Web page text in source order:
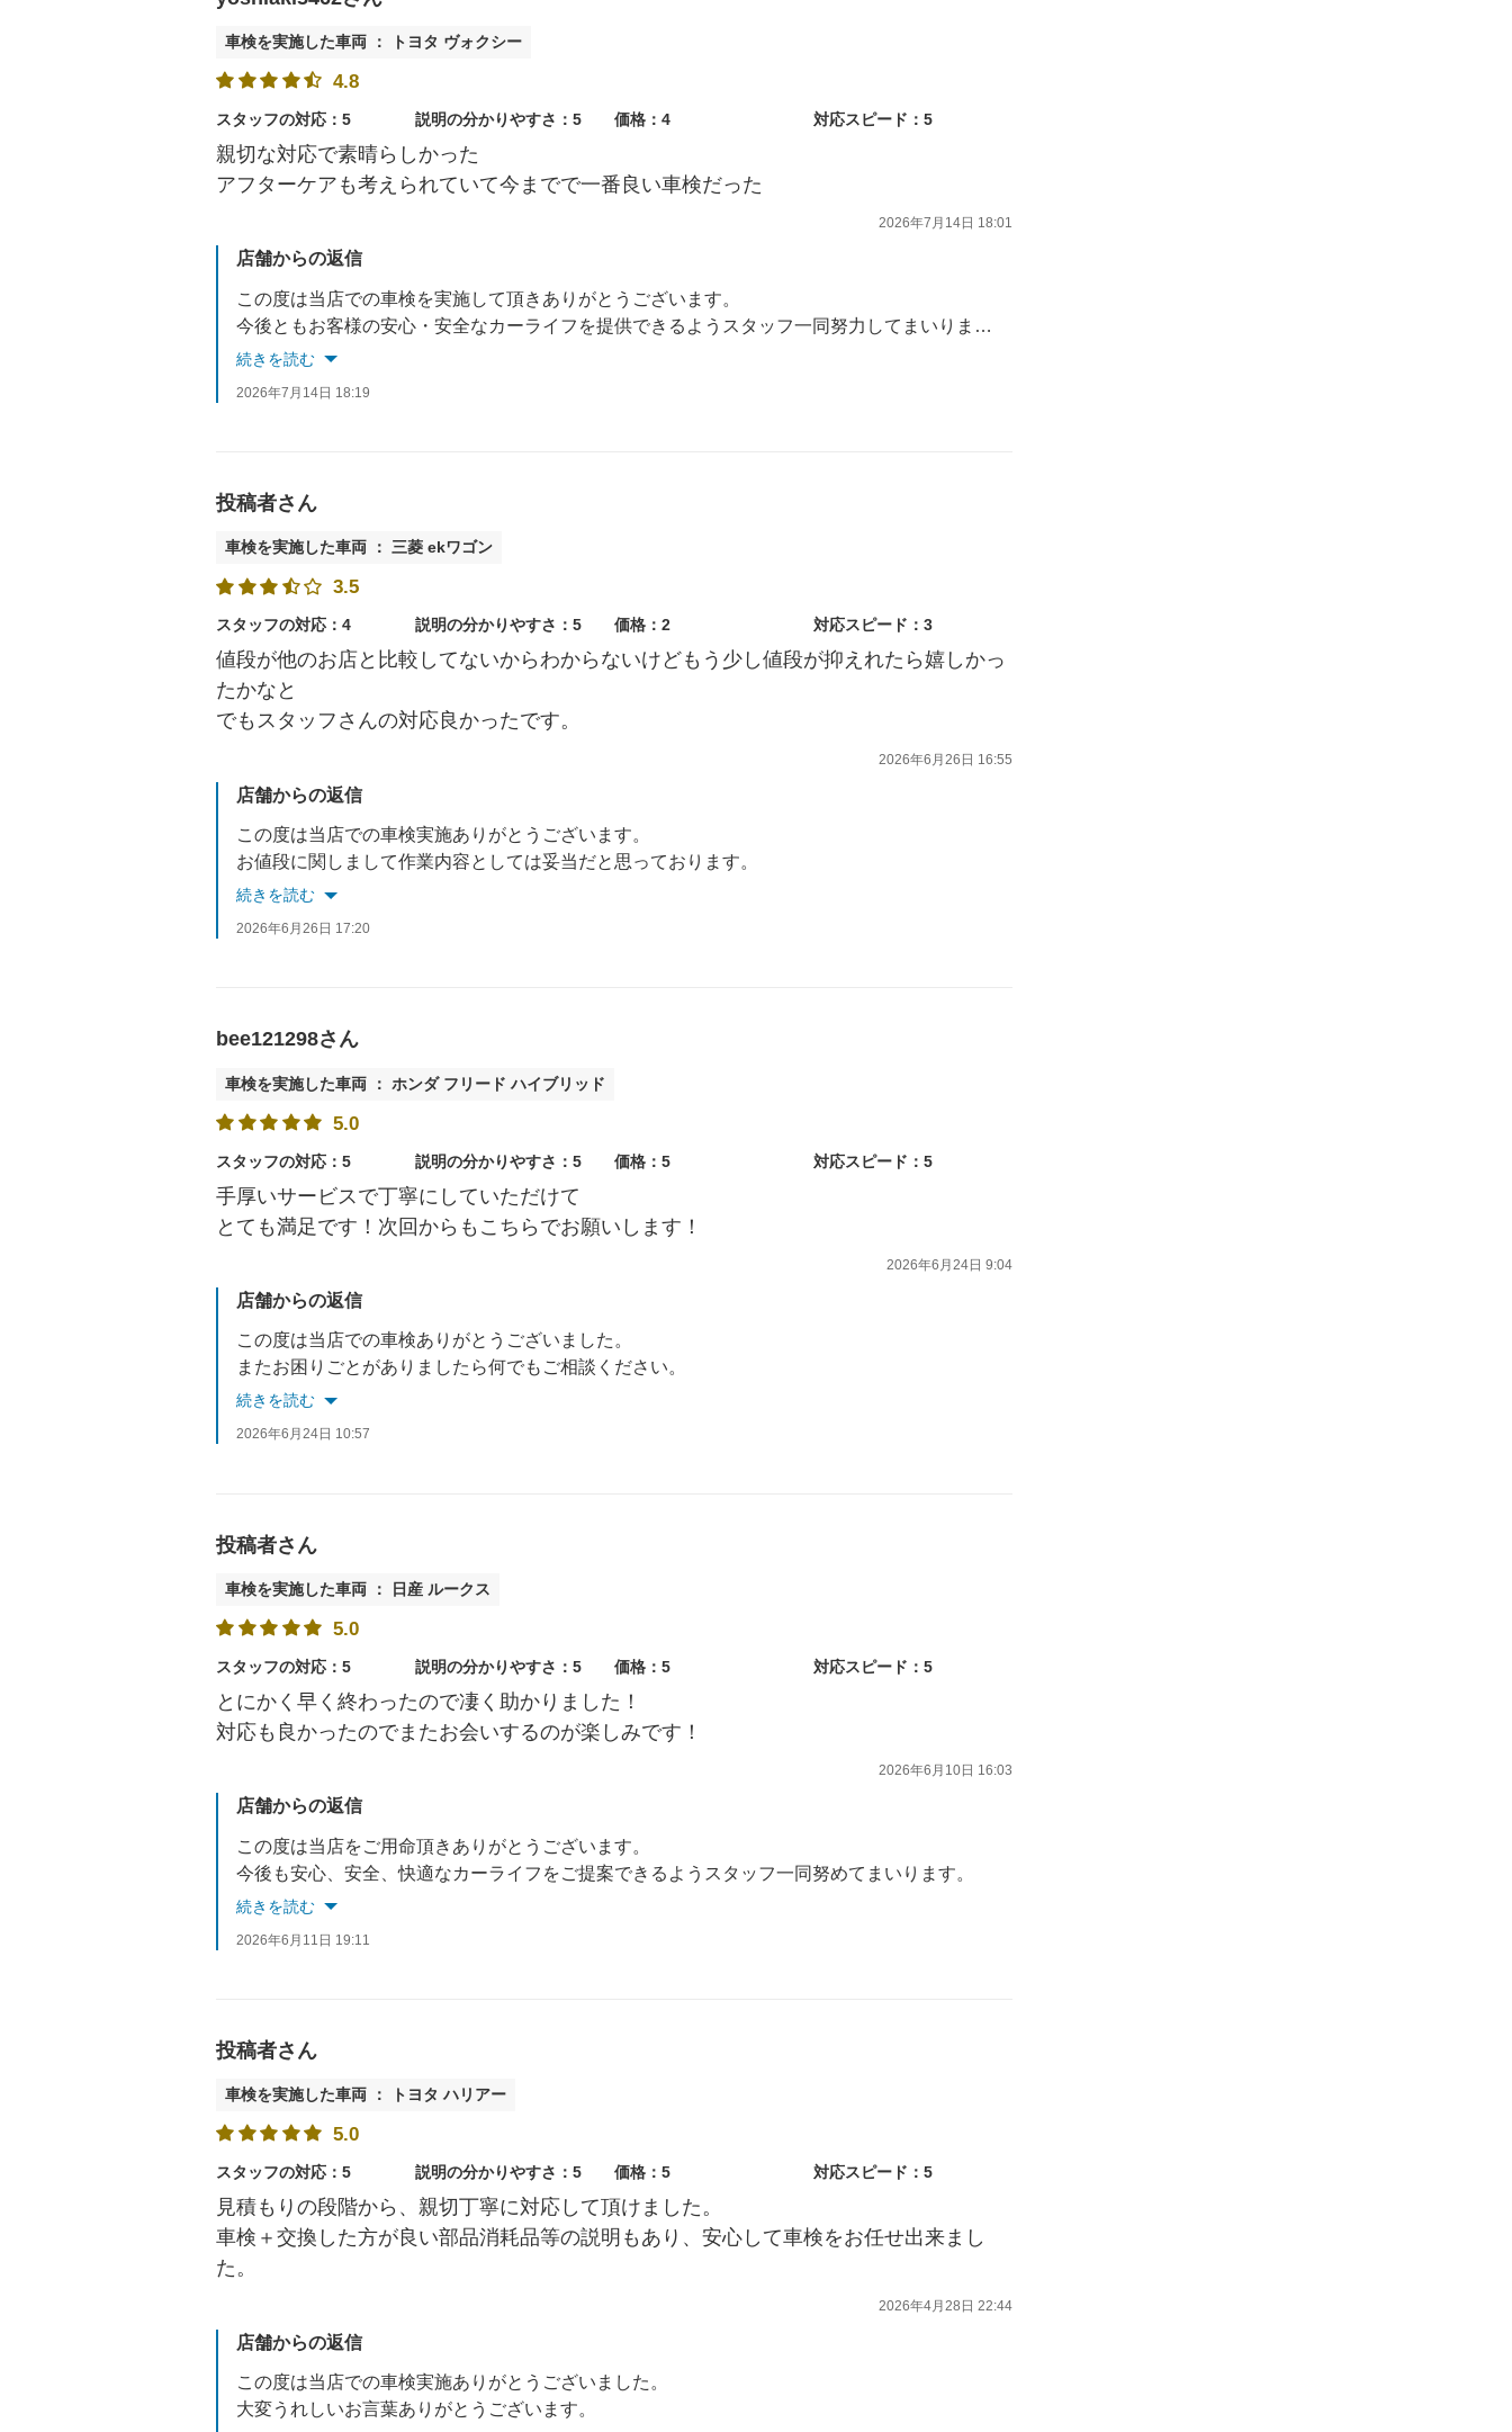
車検を実施した車両 ： トヨタ ヴォクシー
4.8
スタッフの対応：5 説明の分かりやすさ：5 価格：4 対応スピード：5
親切な対応で素晴らしかった
アフターケアも考えられていて今までで一番良い車検だった
2026年7月14日 18:01
店舗からの返信
この度は当店での車検を実施して頂きありがとうございます。
今後ともお客様の安心・安全なカーライフを提供できるようスタッフ一同努力してまいります。
続きを読む
2026年7月14日 18:19
投稿者さん
車検を実施した車両 ： 三菱 ekワゴン
3.5
スタッフの対応：4 説明の分かりやすさ：5 価格：2 対応スピード：3
値段が他のお店と比較してないからわからないけどもう少し値段が抑えれたら嬉しかっ
たかなと
でもスタッフさんの対応良かったです。
2026年6月26日 16:55
店舗からの返信
この度は当店での車検実施ありがとうございます。
お値段に関しまして作業内容としては妥当だと思っております。
今後も無料のアフターサービスも受けれますのでご利用いただければと思います。今後もスタッフ一同サービス向上に努めてまいりますので、引き続きよろしくお願い致します。
続きを読む
2026年6月26日 17:20
bee121298さん
車検を実施した車両 ： ホンダ フリード ハイブリッド
5.0
スタッフの対応：5 説明の分かりやすさ：5 価格：5 対応スピード：5
手厚いサービスで丁寧にしていただけて
とても満足です！次回からもこちらでお願いします！
2026年6月24日 9:04
店舗からの返信
この度は当店での車検ありがとうございました。
またお困りごとがありましたら何でもご相談ください。
今後ともよろしくお願い致します。
続きを読む
2026年6月24日 10:57
投稿者さん
車検を実施した車両 ： 日産 ルークス
5.0
スタッフの対応：5 説明の分かりやすさ：5 価格：5 対応スピード：5
とにかく早く終わったので凄く助かりました！
対応も良かったのでまたお会いするのが楽しみです！
2026年6月10日 16:03
店舗からの返信
この度は当店をご用命頂きありがとうございます。
今後も安心、安全、快適なカーライフをご提案できるようスタッフ一同努めてまいります。
引き続きよろしくお願い致します。
続きを読む
2026年6月11日 19:11
投稿者さん
車検を実施した車両 ： トヨタ ハリアー
5.0
スタッフの対応：5 説明の分かりやすさ：5 価格：5 対応スピード：5
見積もりの段階から、親切丁寧に対応して頂けました。
車検＋交換した方が良い部品消耗品等の説明もあり、安心して車検をお任せ出来まし
た。
2026年4月28日 22:44
店舗からの返信
この度は当店での車検実施ありがとうございました。
大変うれしいお言葉ありがとうございます。